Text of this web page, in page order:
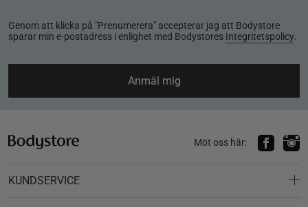
Genom att klicka på "Prenumerera" accepterar jag att Bodystore
sparar min e-postadress i enlighet med Bodystores Integritetspolicy.
Anmäl mig
Möt oss här:
KUNDSERVICE